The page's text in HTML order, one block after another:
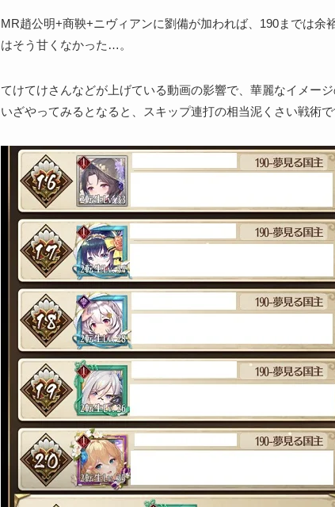
MR趙公明+商鞅+ニヴィアンに劉備が加われば、190までは余
はそう甘くなかった…。
てけてけさんなどが上げている動画の影響で、華麗なイメー
いざやってみるとなると、スキップ連打の相当泥くさい戦術で